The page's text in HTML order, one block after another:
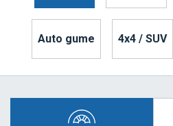
Auto gume 4x4 / SUV